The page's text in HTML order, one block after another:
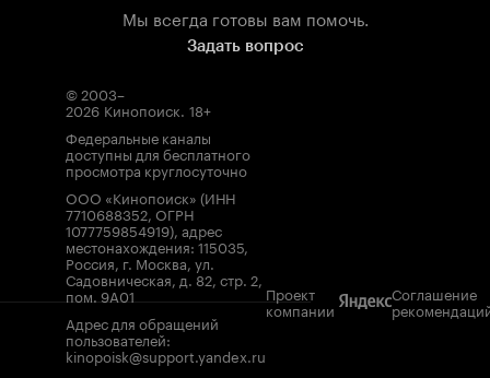
Мы всегда готовы вам помочь.
Задать вопрос
© 2003–
2026 Кинопоиск. 18+
Федеральные каналы
доступны для бесплатного
просмотра круглосуточно
ООО «Кинопоиск» (ИНН
7710688352, ОГРН
1077759854919), адрес
местонахождения: 115035,
Россия, г. Москва, ул.
Садовническая, д. 82, стр. 2,
пом. 9А01
Адрес для обращений
пользователей:
kinopoisk@support.yandex.ru
Проект
компании
Соглашение